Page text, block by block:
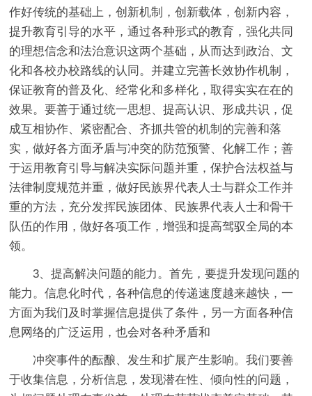
作好传统的基础上，创新机制，创新载体，创新内容，
提升教育引导的水平，通过各种形式的教育，强化共同
的理想信念和法治意识这两个基础，从而达到政治、文
化和各校办校路线的认同。并建立完善长效协作机制，
保证教育的普及化、经常化和多样化，取得实实在在的
效果。要善于通过统一思想、提高认识、形成共识，促
成互相协作、紧密配合、齐抓共管的机制的完善和落
实，做好各方面矛盾与冲突的防范预警、化解工作；善
于运用教育引导与解决实际问题并重，保护合法权益与
法律制度规范并重，做好民族界代表人士与群众工作并
重的方法，充分发挥民族团体、民族界代表人士和骨干
队伍的作用，做好各项工作，增强和提高驾驭全局的本
领。
3、提高解决问题的能力。首先，要提升发现问题的
能力。信息化时代，各种信息的传递速度越来越快，一
方面为我们及时掌握信息提供了条件，另一方面各种信
息网络的广泛运用，也会对各种矛盾和
冲突事件的酝酿、发生和扩展产生影响。我们要善
于收集信息，分析信息，发现潜在性、倾向性的问题，